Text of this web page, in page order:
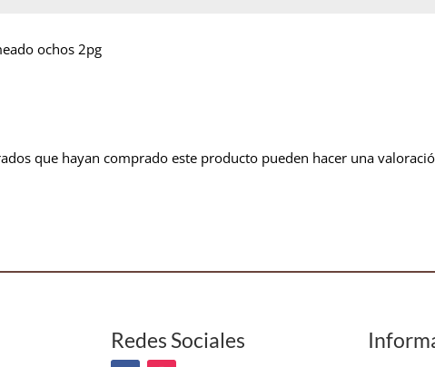
ochos 2pg
que hayan comprado este producto pueden hacer una
Redes Sociales